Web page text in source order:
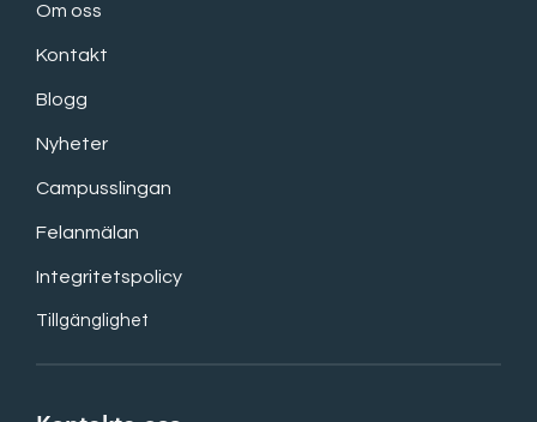
Om oss
Kontakt
Blogg
Nyheter
Campusslingan
Felanmälan
Integritetspolicy
Tillgänglighet